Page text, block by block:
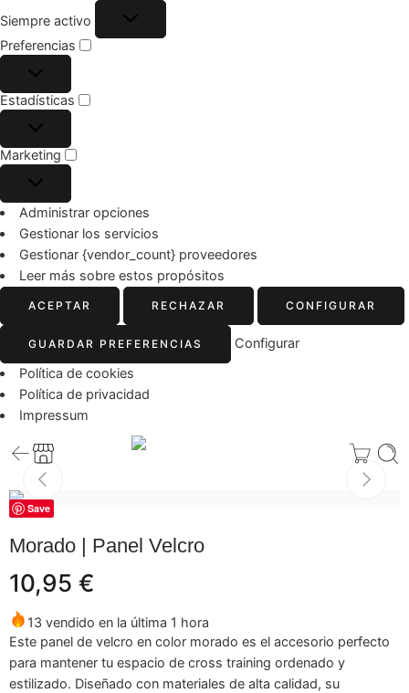
Siempre activo
Preferencias
Estadísticas
Marketing
Administrar opciones
Gestionar los servicios
Gestionar {vendor_count} proveedores
Leer más sobre estos propósitos
ACEPTAR RECHAZAR CONFIGURAR
GUARDAR PREFERENCIAS
Configurar
Política de cookies
Política de privacidad
Impressum
Save
Morado | Panel Velcro
10,95 €
13 vendido en la última 1 hora
Este panel de velcro en color morado es el accesorio perfecto
para mantener tu espacio de cross training ordenado y
estilizado. Diseñado con materiales de alta calidad, su